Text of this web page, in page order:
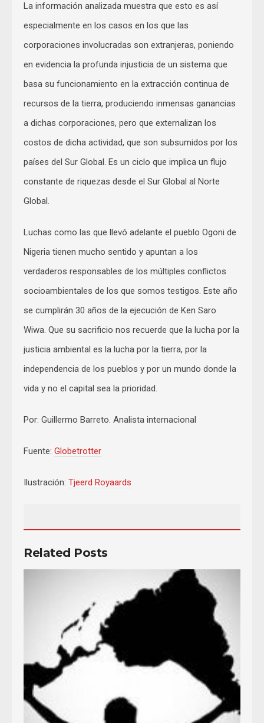
La información analizada muestra que esto es así
especialmente en los casos en los que las
corporaciones involucradas son extranjeras, poniendo
en evidencia la profunda injusticia de un sistema que
basa su funcionamiento en la extracción continua de
recursos de la tierra, produciendo inmensas ganancias
a dichas corporaciones, pero que externalizan los
costos de dicha actividad, que son subsumidos por los
países del Sur Global. Es un ciclo que implica un flujo
constante de riquezas desde el Sur Global al Norte
Global.
Luchas como las que llevó adelante el pueblo Ogoni de
Nigeria tienen mucho sentido y apuntan a los
verdaderos responsables de los múltiples conflictos
socioambientales de los que somos testigos. Este año
se cumplirán 30 años de la ejecución de Ken Saro
Wiwa. Que su sacrificio nos recuerde que la lucha por la
justicia ambiental es la lucha por la tierra, por la
independencia de los pueblos y por un mundo donde la
vida y no el capital sea la prioridad.
Por: Guillermo Barreto. Analista internacional
Fuente: Globetrotter
Ilustración: Tjeerd Royaards
Related Posts